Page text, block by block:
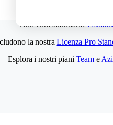
Non vuoi abbonarti?
la nostra Licenza Pro
Esplora i nostri piani Teame